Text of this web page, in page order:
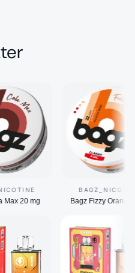
mg
BAGZ_NICOTINE
Bagz Fizzy Orange 8 mg